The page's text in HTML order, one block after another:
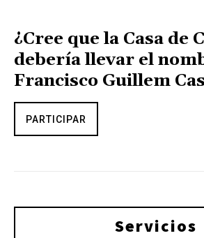
¿Cree que la Casa de
debería llevar el
Francisco Guillem
PARTICIPAR
Servicios